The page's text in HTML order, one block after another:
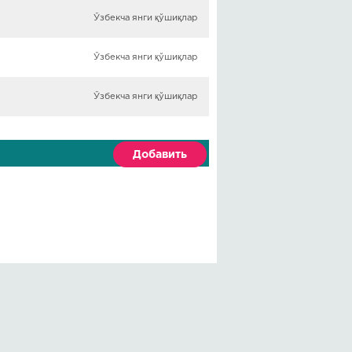
Ўзбекча янги қўшиқлар
Ўзбекча янги қўшиқлар
Ўзбекча янги қўшиқлар
Добавить